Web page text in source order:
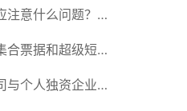
班费怎么办？
注意什么问题？企
意哪些事项？
合票据和超级短期
解一下吧！
与个人独资企业的